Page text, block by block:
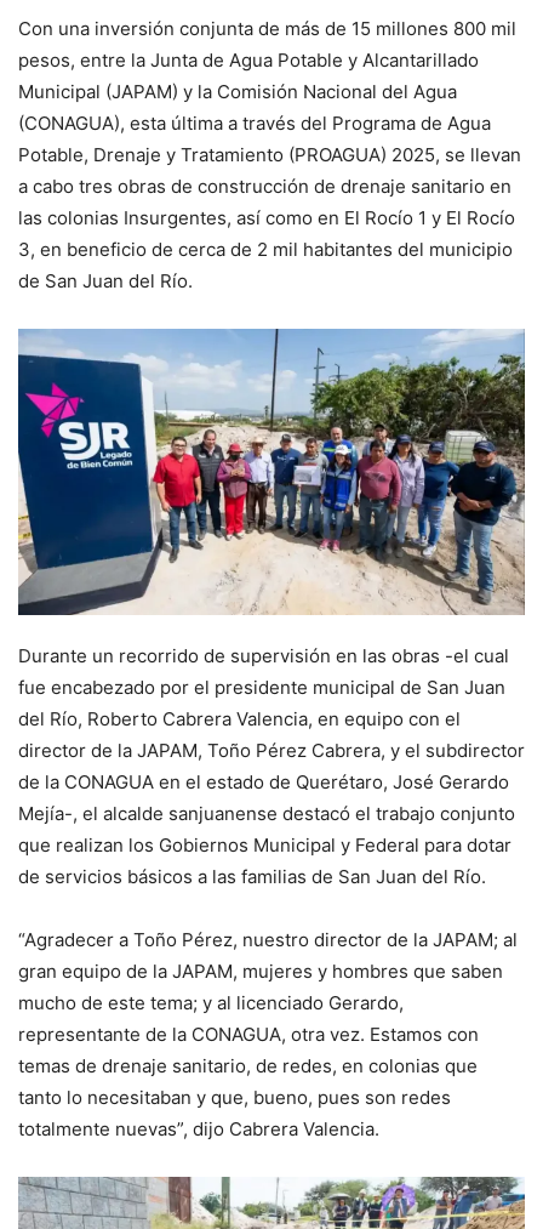
Con una inversión conjunta de más de 15 millones 800 mil
pesos, entre la Junta de Agua Potable y Alcantarillado
Municipal (JAPAM) y la Comisión Nacional del Agua
(CONAGUA), esta última a través del Programa de Agua
Potable, Drenaje y Tratamiento (PROAGUA) 2025, se llevan
a cabo tres obras de construcción de drenaje sanitario en
las colonias Insurgentes, así como en El Rocío 1 y El Rocío
3, en beneficio de cerca de 2 mil habitantes del municipio
de San Juan del Río.
Durante un recorrido de supervisión en las obras -el cual
fue encabezado por el presidente municipal de San Juan
del Río, Roberto Cabrera Valencia, en equipo con el
director de la JAPAM, Toño Pérez Cabrera, y el subdirector
de la CONAGUA en el estado de Querétaro, José Gerardo
Mejía-, el alcalde sanjuanense destacó el trabajo conjunto
que realizan los Gobiernos Municipal y Federal para dotar
de servicios básicos a las familias de San Juan del Río.
“Agradecer a Toño Pérez, nuestro director de la JAPAM; al
gran equipo de la JAPAM, mujeres y hombres que saben
mucho de este tema; y al licenciado Gerardo,
representante de la CONAGUA, otra vez. Estamos con
temas de drenaje sanitario, de redes, en colonias que
tanto lo necesitaban y que, bueno, pues son redes
totalmente nuevas”, dijo Cabrera Valencia.